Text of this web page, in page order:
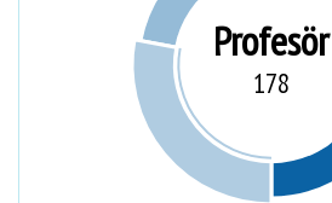
Profesör
178